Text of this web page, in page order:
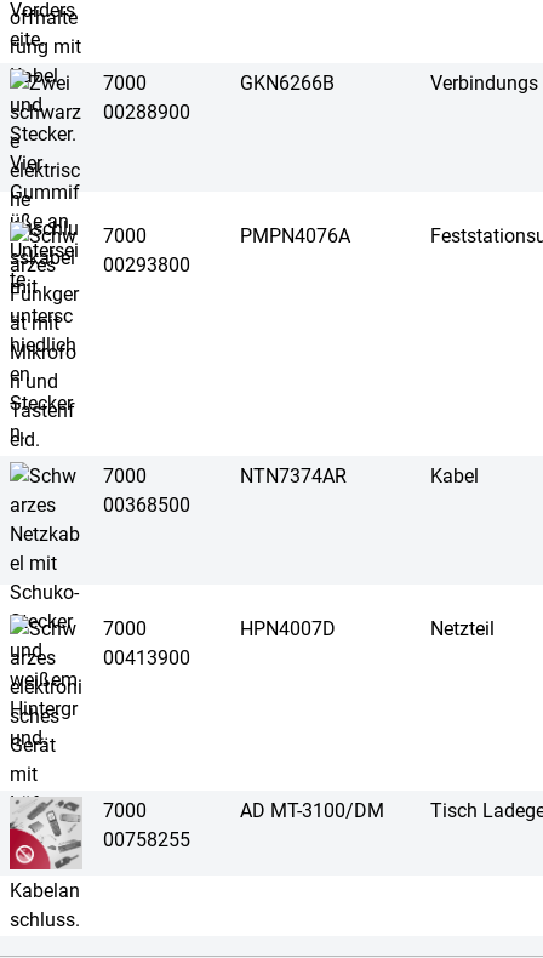
7000
00288900
GKN6266B Verbindungs
7000
00293800
PMPN4076A
7000
00368500
NTN7374AR Kabel
7000
00413900
HPN4007D Netzteil
7000
00758255
AD MT-3100/DM Tisch